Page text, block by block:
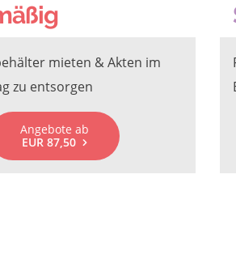
mieten & Akten im
zu entsorgen
Angebote ab
EUR 87,50